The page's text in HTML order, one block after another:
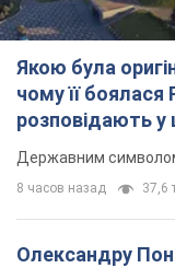
Якою була
чому її боялася
розповідають у
Державним символом
8 часов назад 37,6
Олександру